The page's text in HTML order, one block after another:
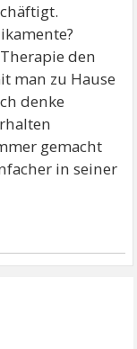
den
man zu Hause
denke
gemacht
in seiner